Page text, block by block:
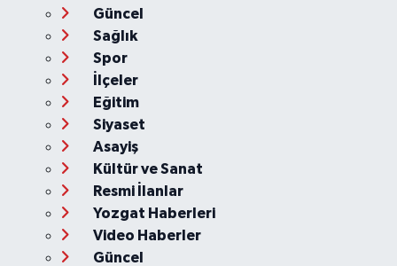
Güncel
Sağlık
Spor
İlçeler
Eğitim
Siyaset
Asayiş
Kültür ve Sanat
Resmi İlanlar
Yozgat Haberleri
Video Haberler
Güncel